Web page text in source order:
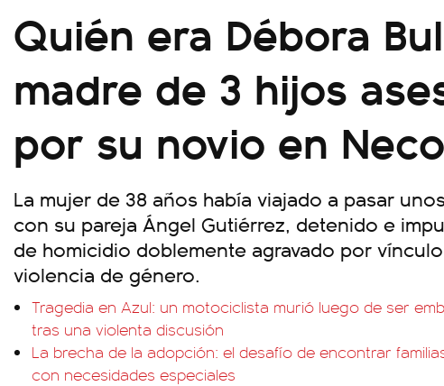
Quién era Débora
madre de 3 hijos
por su novio en
La mujer de 38 años había viajado a pasar
con su pareja Ángel Gutiérrez, detenido e
de homicidio doblemente agravado por
violencia de género.
Tragedia en Azul: un motociclista murió luego de ser
tras una violenta discusión
La brecha de la adopción: el desafío de encontrar
con necesidades especiales